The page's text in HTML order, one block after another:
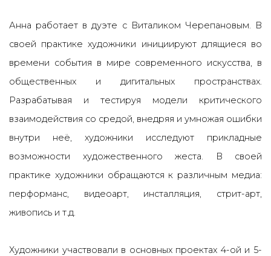
Анна работает в дуэте с Виталиком Черепановым. В
своей практике художники инициируют длящиеся во
времени события в мире современного искусства, в
общественных и дигитальных пространствах.
Разрабатывая и тестируя модели критического
взаимодействия со средой, внедряя и умножая ошибки
внутри неё, художники исследуют прикладные
возможности художественного жеста. В своей
практике художники обращаются к различным медиа:
перформанс, видеоарт, инсталляция, стрит-арт,
живопись и т.д.
Художники участвовали в основных проектах 4-ой и 5-